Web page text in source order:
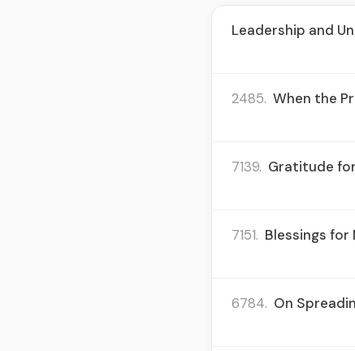
Leadership and
2485. When the
7139. Gratitude
7151. Blessings for
6784. On